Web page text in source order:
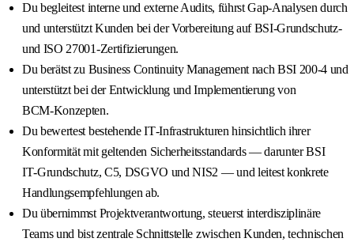
Du begleitest interne und externe Audits, führst Gap‑Analysen durch
und unterstützt Kunden bei der Vorbereitung auf BSI‑Grundschutz‑
und ISO 27001‑Zertifizierungen.
Du berätst zu Business Continuity Management nach BSI 200‑4 und
unterstützt bei der Entwicklung und Implementierung von
BCM‑Konzepten.
Du bewertest bestehende IT‑Infrastrukturen hinsichtlich ihrer
Konformität mit geltenden Sicherheitsstandards — darunter BSI
IT‑Grundschutz, C5, DSGVO und NIS2 — und leitest konkrete
Handlungsempfehlungen ab.
Du übernimmst Projektverantwortung, steuerst interdisziplinäre
Teams und bist zentrale Schnittstelle zwischen Kunden, technischen